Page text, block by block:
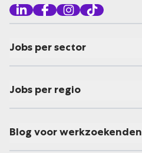
Jobs per sector
Jobs per regio
Blog voor werkzoekenden